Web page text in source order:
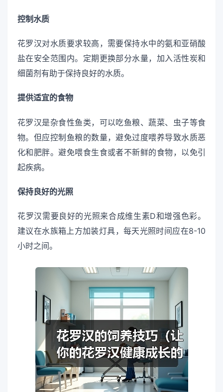
控制水质
花罗汉对水质要求较高，需要保持水中的氨和亚硝酸
盐在安全范围内。定期更换部分水量，加入活性炭和
细菌剂有助于保持良好的水质。
提供适宜的食物
花罗汉是杂食性鱼类，可以吃鱼粮、蔬菜、虫子等食
物。但应控制鱼粮的数量，避免过度喂养导致水质恶
化和肥胖。避免喂食生食或者不新鲜的食物，以免引
起疾病。
保持良好的光照
花罗汉需要良好的光照来合成维生素D和增强色彩。
建议在水族箱上方加装灯具，每天光照时间应在8-10
小时之间。